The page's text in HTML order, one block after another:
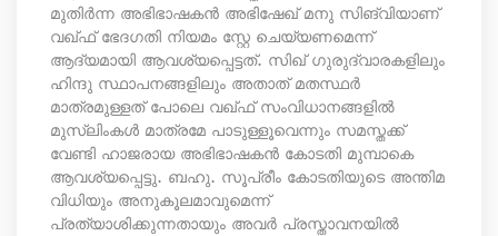
മുതിര്‍ന്ന അഭിഭാഷകന്‍ അഭിഷേഖ് മനു സിങ്വിയാണ്
വഖ്ഫ് ഭേദഗതി നിയമം സ്റ്റേ ചെയ്യണമെന്ന്
ആദ്യമായി ആവശ്യപ്പെട്ടത്. സിഖ് ഗുരുദ്വാരകളിലും
ഹിന്ദു സ്ഥാപനങ്ങളിലും അതാത് മതസ്ഥര്‍
മാത്രമുള്ളത് പോലെ വഖ്ഫ് സംവിധാനങ്ങളില്‍
മുസ്ലിംകള്‍ മാത്രമേ പാടുള്ളൂവെന്നും സമസ്തക്ക്
വേണ്ടി ഹാജരായ അഭിഭാഷകന്‍ കോടതി മുമ്പാകെ
ആവശ്യപ്പെട്ടു. ബഹു. സൂപ്രീം കോടതിയുടെ അന്തിമ
വിധിയും അനുകൂലമാവുമെന്ന്
പ്രത്യാശിക്കുന്നതായും അവര്‍ പ്രസ്താവനയില്‍